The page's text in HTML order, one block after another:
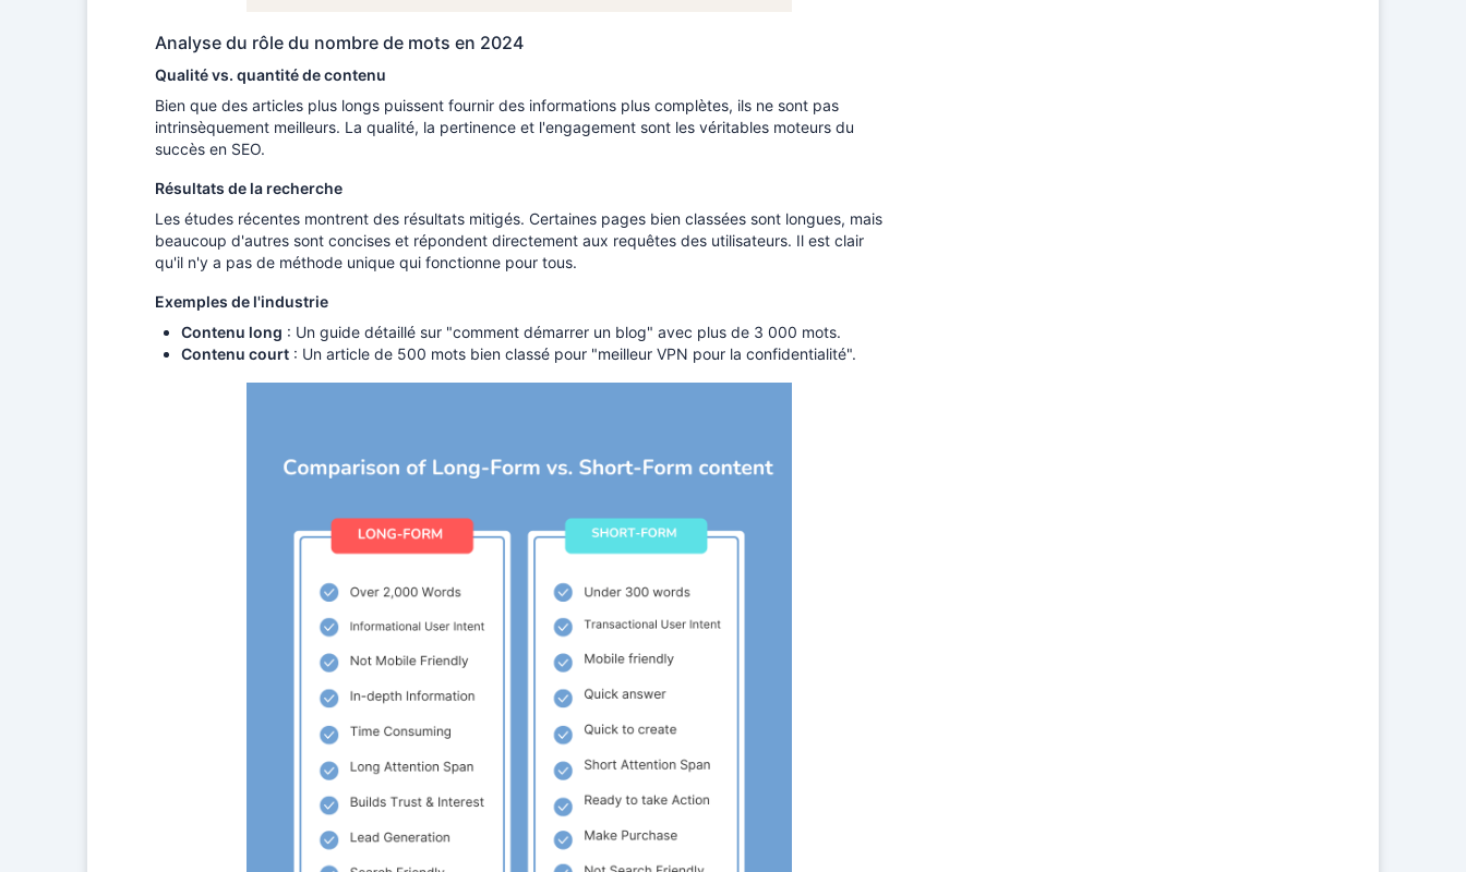
Analyse du rôle du nombre de mots en 2024
Qualité vs. quantité de contenu
Bien que des articles plus longs puissent fournir des informations plus complètes, ils ne sont pas
intrinsèquement meilleurs. La qualité, la pertinence et l'engagement sont les véritables moteurs du
succès en SEO.
Résultats de la recherche
Les études récentes montrent des résultats mitigés. Certaines pages bien classées sont longues, mais
beaucoup d'autres sont concises et répondent directement aux requêtes des utilisateurs. Il est clair
qu'il n'y a pas de méthode unique qui fonctionne pour tous.
Exemples de l'industrie
Contenu long : Un guide détaillé sur "comment démarrer un blog" avec plus de 3 000 mots.
Contenu court : Un article de 500 mots bien classé pour "meilleur VPN pour la confidentialité".